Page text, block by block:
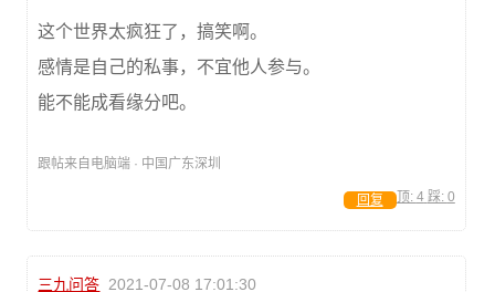
这个世界太疯狂了，搞笑啊。
感情是自己的私事，不宜他人参与。
能不能成看缘分吧。
跟帖来自电脑端 · 中国广东深圳
顶: 4 踩: 0
回复
三九问答 2021-07-08 17:01:30